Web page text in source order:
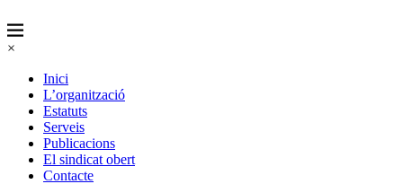
×
Inici
L’organització
Estatuts
Serveis
Publicacions
El sindicat obert
Contacte